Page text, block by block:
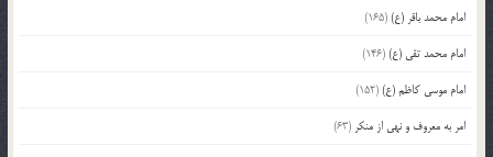
امام محمد باقر (ع)(165)
امام محمد تقی (ع)(146)
امام موسی کاظم (ع)(152)
امر به معروف و نهی از منکر (63)